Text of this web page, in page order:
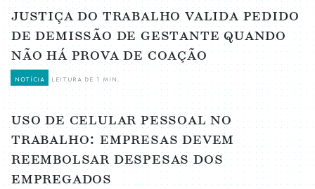
justiça do trabalho valida pedido
de demissão de gestante quando
não há prova de coação
notícia leitura de 1 min.
uso de celular pessoal no
trabalho: empresas devem
reembolsar despesas dos
empregados